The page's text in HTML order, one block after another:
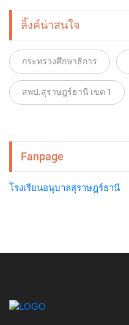
ลิ้งค์น่าสนใจ
กระทรวงศึกษาธิการ
สพป.สุราษฎร์ธานี เขต 1
Fanpage
โรงเรียนอนุบาลสุราษฎร์ธานี